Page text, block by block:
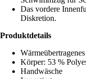
Das vordere
Diskretion.
Produktdetails
Körper: 53 %
Handwäsche